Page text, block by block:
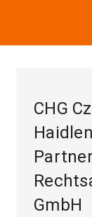
CHG
Partner
GmbH